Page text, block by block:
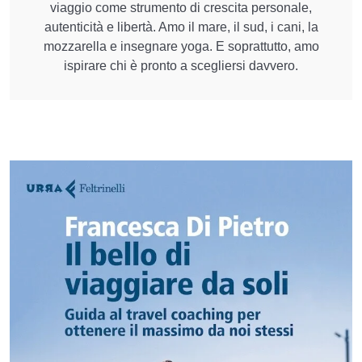
viaggio come strumento di crescita personale,
autenticità e libertà. Amo il mare, il sud, i cani, la
mozzarella e insegnare yoga. E soprattutto, amo
ispirare chi è pronto a scegliersi davvero.